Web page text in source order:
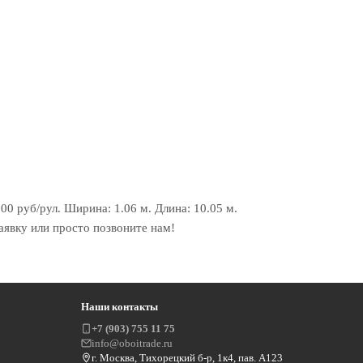
руб/рул. Ширина: 1.06 м. Длина: 10.05 м.
или просто позвоните нам!
Наши контакты
+7 (903) 755 11 75
info@oboitrade.ru
г. Москва, Тихорецкий б-р, 1к4, пав. А123